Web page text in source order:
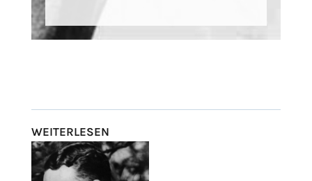
WEITERLESEN